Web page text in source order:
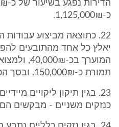
כ-1,125,000₪.
22. כתוצאה מביצוע
יאלץ כל אחד מהתובעים
המוערך בכ-
תמורת כ-150,000₪. ובסך הכל כ-2,515,000₪.
23. בגין תיקון ליקויים
כנזקים משניים - מבקשים הם